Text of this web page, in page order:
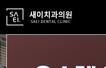
새
이
치
과